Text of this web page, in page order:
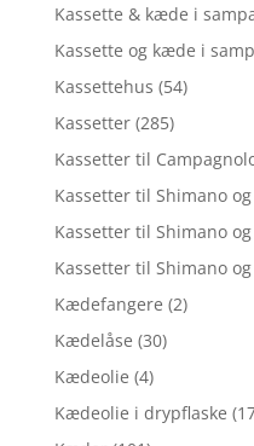
Kassette & kæde i
Kassette og kæde i
Kassettehus (54)
Kassetter (285)
Kassetter til
Kassetter til Shimano
Kassetter til Shimano
Kassetter til Shimano
Kædefangere (2)
Kædelåse (30)
Kædeolie (4)
Kædeolie i drypflaske